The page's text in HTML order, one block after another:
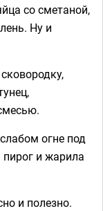
со сметаной,
Ну и
огне под
и жарила
и полезно.